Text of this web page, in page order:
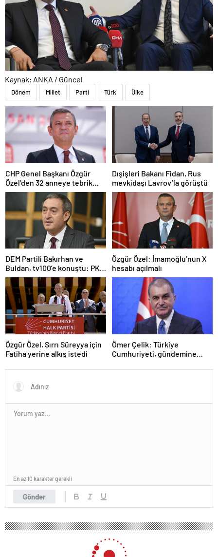
Kaynak: ANKA / Güncel
Dönem Millet Parti Türk Ülke
CHP Genel Başkanı Özgür
Özel’den 32 anneye tebrik
telefonu
Dışişleri Bakanı Fidan, Rus
mevkidaşı Lavrov’la görüştü
DEM Partili Bakırhan ve
Buldan, tv100’e konuştu: PKK
ne zaman kendini feshedecek
Özgür Özel: İmamoğlu’nun X
hesabı açılmalı
Özgür Özel, Sırrı Süreyya için
Fatiha yerine alkış istedi
Ömer Çelik: Türkiye
Cumhuriyeti, gündemine
Gönder
En az 10 karakter gerekli